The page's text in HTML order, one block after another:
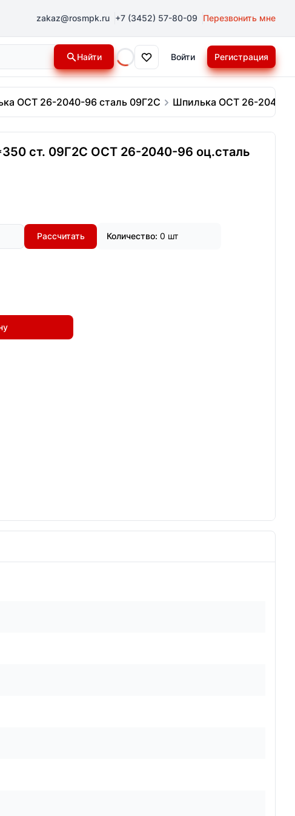
zakaz@rosmpk.ru +7 (3452) 57-80-09 Перезвонить мне
Найти
Loading...
Войти Регистрация
ОСТ 26-2040-96 сталь 09Г2С Шпилька ОСТ 26-2040-
ст. 09Г2С ОСТ 26-2040-96 оц.сталь
Рассчитать Количество: 0 шт